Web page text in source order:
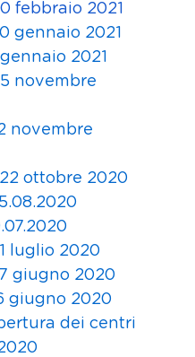
febbraio 2021
gennaio 2021
2021
novembre
novembre
ottobre 2020
luglio 2020
giugno 2020
giugno 2020
dei centri